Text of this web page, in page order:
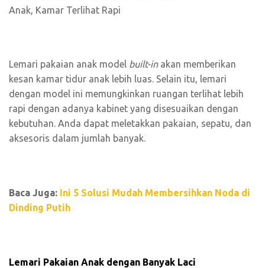
Lemari pakaian anak model built-inakan memberikan
kesan kamar tidur anak lebih luas. Selain itu, lemari
dengan model ini memungkinkan ruangan terlihat lebih
rapi dengan adanya kabinet yang disesuaikan dengan
kebutuhan. Anda dapat meletakkan pakaian, sepatu, dan
aksesoris dalam jumlah banyak.
Baca Juga: Ini 5 Solusi Mudah Membersihkan Noda di
Dinding Putih
Lemari Pakaian Anak dengan Banyak Laci